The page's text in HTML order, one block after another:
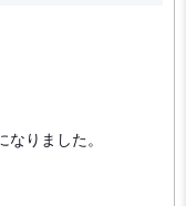
りました。